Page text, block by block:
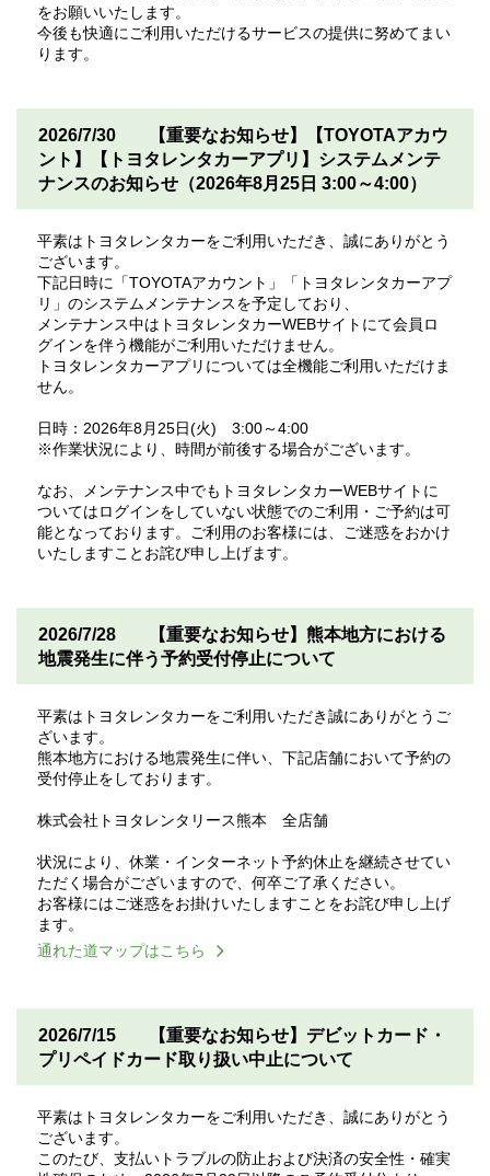
をお願いいたします。
今後も快適にご利用いただけるサービスの提供に努めてまい
ります。
2026/7/30
【重要なお知らせ】【TOYOTAアカウ
ント】【トヨタレンタカーアプリ】システムメンテ
ナンスのお知らせ（2026年8月25日 3:00～4:00）
平素はトヨタレンタカーをご利用いただき、誠にありがとう
ございます。
下記日時に「TOYOTAアカウント」「トヨタレンタカーアプ
リ」のシステムメンテナンスを予定しており、
メンテナンス中はトヨタレンタカーWEBサイトにて会員ロ
グインを伴う機能がご利用いただけません。
トヨタレンタカーアプリについては全機能ご利用いただけま
せん。
日時：2026年8月25日(火) 3:00～4:00
※作業状況により、時間が前後する場合がございます。
なお、メンテナンス中でもトヨタレンタカーWEBサイトに
ついてはログインをしていない状態でのご利用・ご予約は可
能となっております。ご利用のお客様には、ご迷惑をおかけ
いたしますことお詫び申し上げます。
2026/7/28
【重要なお知らせ】熊本地方における
地震発生に伴う予約受付停止について
平素はトヨタレンタカーをご利用いただき誠にありがとうご
ざいます。
熊本地方における地震発生に伴い、下記店舗において予約の
受付停止をしております。
株式会社トヨタレンタリース熊本 全店舗
状況により、休業・インターネット予約休止を継続させてい
ただく場合がございますので、何卒ご了承ください。
お客様にはご迷惑をお掛けいたしますことをお詫び申し上げ
ます。
通れた道マップはこちら
2026/7/15
【重要なお知らせ】デビットカード・
プリペイドカード取り扱い中止について
平素はトヨタレンタカーをご利用いただき、誠にありがとう
ございます。
このたび、支払いトラブルの防止および決済の安全性・確実